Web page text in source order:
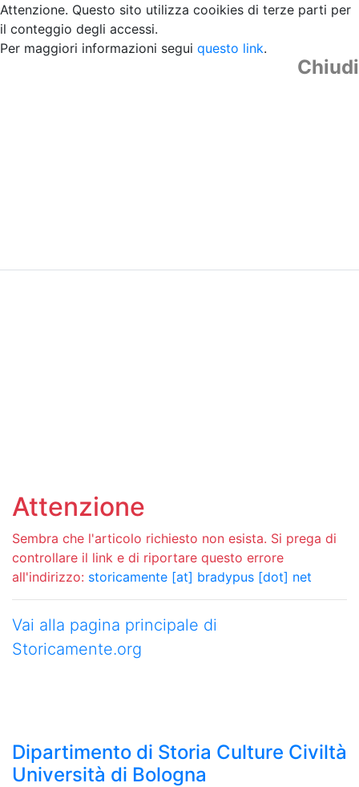
Attenzione. Questo sito utilizza cooikies di terze parti per
il conteggio degli accessi.
Per maggiori informazioni segui questo link.
Chiudi
Attenzione
Sembra che l'articolo richiesto non esista. Si prega di
controllare il link e di riportare questo errore
all'indirizzo: storicamente [at] bradypus [dot] net
Vai alla pagina principale di
Storicamente.org
Dipartimento di Storia Culture Civiltà
Università di Bologna